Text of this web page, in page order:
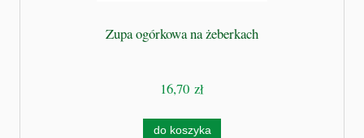
Zupa ogórkowa na żeberkach
16,70 zł
do koszyka